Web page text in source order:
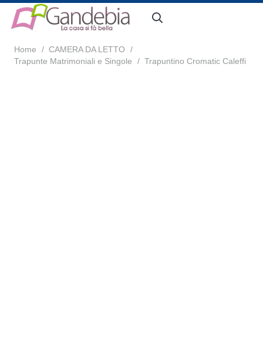
Home / CAMERA DA LETTO
/
Trapunte Matrimoniali e Singole
/ Trapuntino Cromatic Caleffi